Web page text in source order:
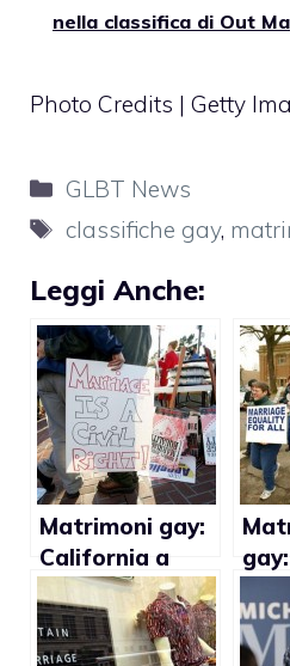
nella classifica di Out
Photo Credits | Getty
Categorie
GLBT News
Tag
classifiche gay,
Leggi Anche:
Matrimoni gay:
California a
favore
gay: